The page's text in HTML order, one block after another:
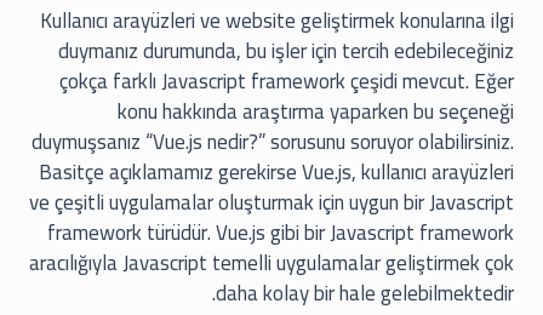
Kullanıcı arayüzleri ve website geliştirmek konularına ilgi
duymanız durumunda, bu işler için tercih edebileceğiniz
çokça farklı Javascript framework çeşidi mevcut. Eğer
konu hakkında araştırma yaparken bu seçeneği
duymuşsanız “Vue.js nedir?” sorusunu soruyor olabilirsiniz.
Basitçe açıklamamız gerekirse Vue.js, kullanıcı arayüzleri
ve çeşitli uygulamalar oluşturmak için uygun bir Javascript
framework türüdür. Vue.js gibi bir Javascript framework
aracılığıyla Javascript temelli uygulamalar geliştirmek çok
daha kolay bir hale gelebilmektedir.